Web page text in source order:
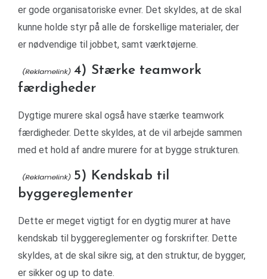
er gode organisatoriske evner. Det skyldes, at de skal
kunne holde styr på alle de forskellige materialer, der
er nødvendige til jobbet, samt værktøjerne.
4) Stærke teamwork
færdigheder
Dygtige murere skal også have stærke teamwork
færdigheder. Dette skyldes, at de vil arbejde sammen
med et hold af andre murere for at bygge strukturen.
5) Kendskab til
byggereglementer
Dette er meget vigtigt for en dygtig murer at have
kendskab til byggereglementer og forskrifter. Dette
skyldes, at de skal sikre sig, at den struktur, de bygger,
er sikker og up to date.